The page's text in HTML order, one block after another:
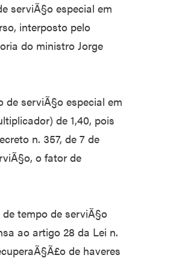
serviÃ§o especial em
interposto pelo
do ministro Jorge
de serviÃ§o especial em
de 1,40, pois
n. 357, de 7 de
o fator de
tempo de serviÃ§o
ao artigo 28 da Lei n.
de haveres